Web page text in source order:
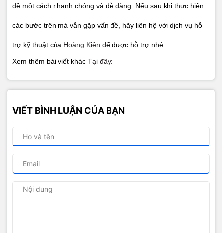
đề một cách nhanh chóng và dễ dàng. Nếu sau khi thực hiện
các bước trên mà vẫn gặp vấn đề, hãy liên hệ với dịch vụ hỗ
trợ kỹ thuật của Hoàng Kiên để được hỗ trợ nhé.
Xem thêm bài viết khác Tại đây:
VIẾT BÌNH LUẬN CỦA BẠN